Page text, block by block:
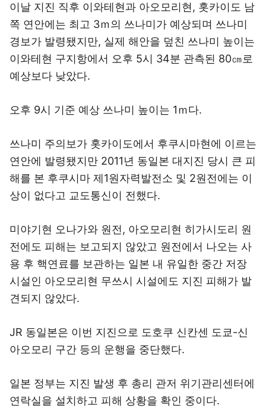
이날 지진 직후 이와테현과 아오모리현, 홋카이도 남
쪽 연안에는 최고 3ｍ의 쓰나미가 예상되며 쓰나미
경보가 발령됐지만, 실제 해안을 덮친 쓰나미 높이는
이와테현 구지항에서 오후 5시 34분 관측된 80㎝로
예상보다 낮았다.
오후 9시 기준 예상 쓰나미 높이는 1ｍ다.
쓰나미 주의보가 홋카이도에서 후쿠시마현에 이르는
연안에 발령됐지만 2011년 동일본 대지진 당시 큰 피
해를 본 후쿠시마 제1원자력발전소 및 2원전에는 이
상이 없다고 교도통신이 전했다.
미야기현 오나가와 원전, 아오모리현 히가시도리 원
전에도 피해는 보고되지 않았고 원전에서 나오는 사
용 후 핵연료를 보관하는 일본 내 유일한 중간 저장
시설인 아오모리현 무쓰시 시설에도 지진 피해가 발
견되지 않았다.
JR 동일본은 이번 지진으로 도호쿠 신칸센 도쿄-신
아오모리 구간 등의 운행을 중단했다.
일본 정부는 지진 발생 후 총리 관저 위기관리센터에
연락실을 설치하고 피해 상황을 확인 중이다.